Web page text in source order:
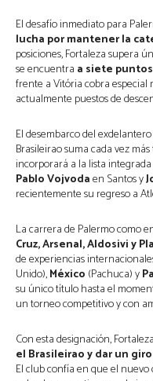
El desafío inmediato para
lucha por mantener la
posiciones, Fortaleza supera
se encuentra a siete
frente a Vitória cobra
actualmente puestos de
El desembarco del
Brasileirao suma cada vez
incorporará a la lista
Pablo Vojvodaen Santos y
recientemente su regreso a
La carrera de Palermo como
Cruz, Arsenal, Aldosivi y
de experiencias
Unido),México (Pachuca) y
su único título hasta el
un torneo competitivo y con
Con esta designación,
el Brasileirao y dar un
El club confía en que el